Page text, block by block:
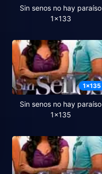
Sin senos no hay paraíso
1x133
1x135
Sin senos no hay paraíso
1x135